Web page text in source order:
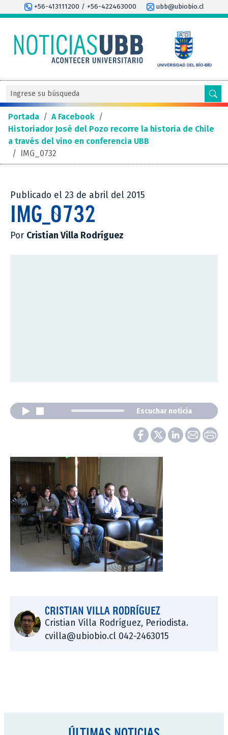
+56-413111200 / +56-422463000 ubb@ubiobio.cl
Portada / A Facebook /
Historiador José del Pozo recorre la historia de Chile
a través del vino en conferencia UBB
/ IMG_0732
Publicado el 23 de abril del 2015
IMG_0732
Por Cristian Villa Rodríguez
Escuchar noticia
CRISTIAN VILLA RODRÍGUEZ
Cristian Villa Rodríguez, Periodista.
cvilla@ubiobio.cl 042-2463015